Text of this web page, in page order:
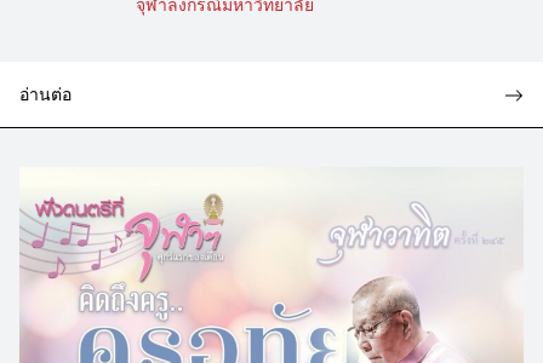
จุฬาลงกรณ์มหาวิทยาลัย
อ่านต่อ